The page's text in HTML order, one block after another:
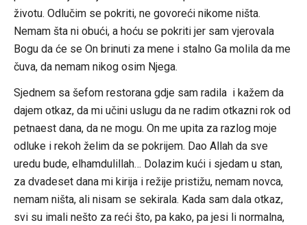
životu. Odlučim se pokriti, ne govoreći nikome ništa.
Nemam šta ni obući, a hoću se pokriti jer sam vjerovala
Bogu da će se On brinuti za mene i stalno Ga molila da me
čuva, da nemam nikog osim Njega.
Sjednem sa šefom restorana gdje sam radila i kažem da
dajem otkaz, da mi učini uslugu da ne radim otkazni rok od
petnaest dana, da ne mogu. On me upita za razlog moje
odluke i rekoh želim da se pokrijem. Dao Allah da sve
uredu bude, elhamdulillah… Dolazim kući i sjedam u stan,
za dvadeset dana mi kirija i režije pristižu, nemam novca,
nemam ništa, ali nisam se sekirala. Kada sam dala otkaz,
svi su imali nešto za reći što, pa kako, pa jesi li normalna,